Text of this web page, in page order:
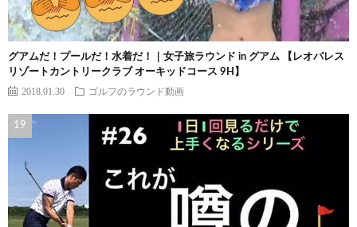
グアムだ！プールだ！水着だ！｜女子旅ラウンド in グアム 【レオパレス
リゾートカントリークラブ オーキッドコース 9H】
2018.01.30 ゴルフのラウンド動画